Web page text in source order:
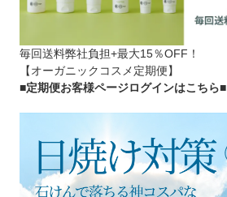
毎回送料弊社負担+最大15％OFF！
【オーガニックコスメ定期便】
■定期便お客様ページログインはこちら■